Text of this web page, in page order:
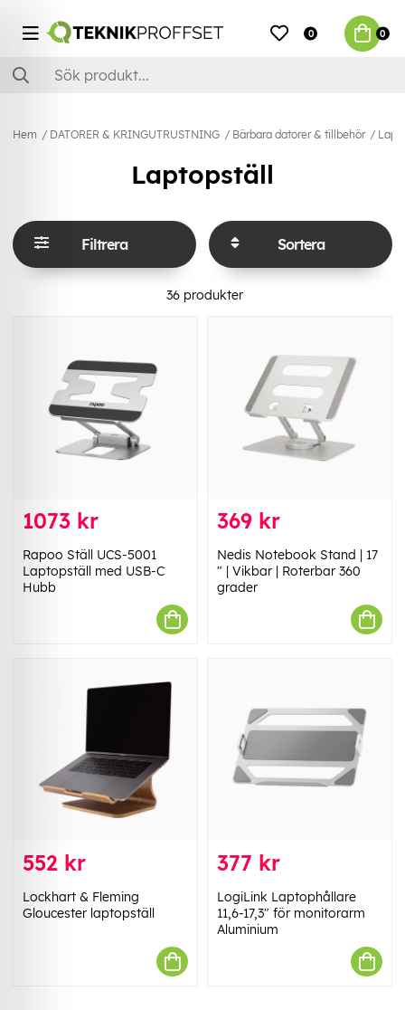
0 0
Hem DATORER & KRINGUTRUSTNING Bärbara datorer & tillbehör
Laptopställ
Filtrera Sortera
36produkter
1073 kr
Rapoo Ställ UCS-5001
Laptopställ med USB-C
Hubb
369 kr
Nedis Notebook Stand | 17
" | Vikbar | Roterbar 360
grader
552 kr
Lockhart & Fleming
Gloucester laptopställ
377 kr
LogiLink Laptophållare
11,6-17,3" för monitorarm
Aluminium